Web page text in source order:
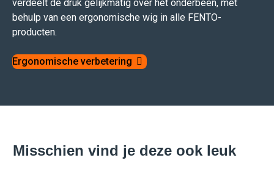
verdeelt de druk gelijkmatig over het onderbeen, met
behulp van een ergonomische wig in alle FENTO-
producten.
Ergonomische verbetering
Misschien vind je deze ook leuk